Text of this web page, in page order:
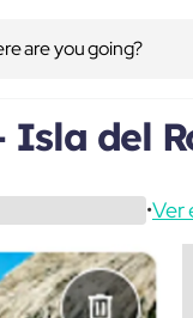
Isla del
•Ver